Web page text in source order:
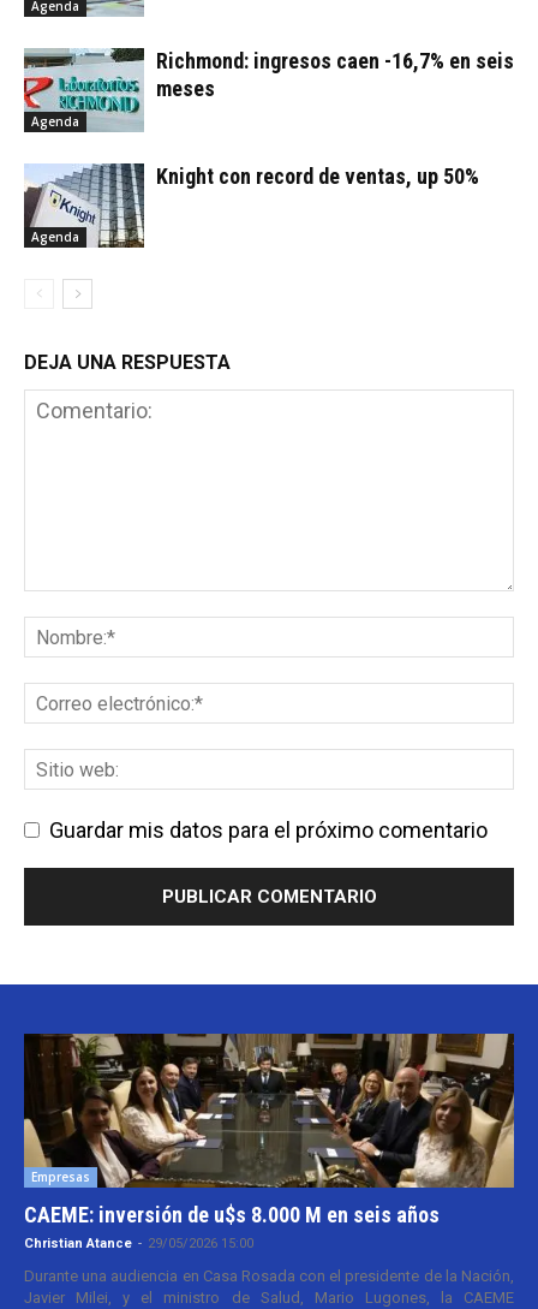
Agenda
Agenda
Richmond: ingresos caen -16,7% en seis
meses
Agenda
Knight con record de ventas, up 50%
DEJA UNA RESPUESTA
Guardar mis datos para el próximo comentario
Empresas
CAEME: inversión de u$s 8.000 M en seis años
Christian Atance - 29/05/2026 15:00
Durante una audiencia en Casa Rosada con el presidente de la Nación,
Javier Milei, y el ministro de Salud, Mario Lugones, la CAEME